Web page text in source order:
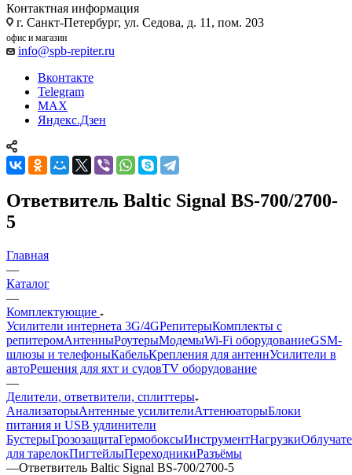
Контактная информация
г. Санкт-Петербург, ул. Седова, д. 11, пом. 203
офис и магазин
info@spb-repiter.ru
Вконтакте
Telegram
MAX
Яндекс.Дзен
Ответвитель Baltic Signal BS-700/2700-
5
Главная
—
Каталог
—
Комплектующие
Усилители интернета 3G/4GРепитерыКомплекты с
репитеромАнтенныРоутерыМодемыWi-Fi оборудованиеGSM-
шлюзы и телефоныКабельКрепления для антеннУсилители в
автоРешения для яхт и судовTV оборудование
—
Делители, ответвители, сплиттеры
АнализаторыАнтенные усилителиАттенюаторыБлоки
питания и USB удлинители
БустерыГрозозащитаГермобоксыИнструментНагрузки
для тарелокПигтейлыПереходникиРазъёмы
—Ответвитель Baltic Signal BS-700/2700-5